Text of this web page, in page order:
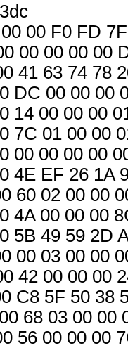
00 F0 FD
00 00 00 00
41 63 74 78
DC 00 00 00
14 00 00 00
7C 01 00 00
00 00 00 00
4E EF 26 1A
60 02 00 00
4A 00 00 00
5B 49 59 2D
00 03 00 00
42 00 00 00
C8 5F 50 38
68 03 00 00
56 00 00 00